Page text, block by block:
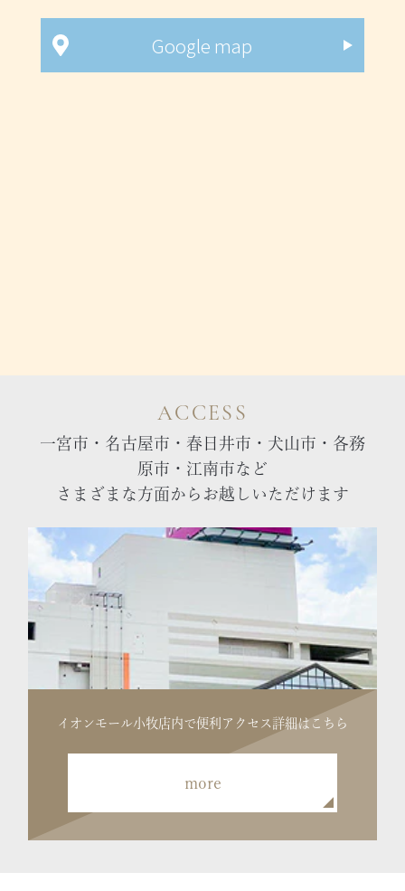
Google map
ACCESS
一宮市・名古屋市・春日井市・犬山市・各務
原市・江南市など
さまざまな方面からお越しいただけます
イオンモール小牧店内で便利 アクセス詳細はこちら
more